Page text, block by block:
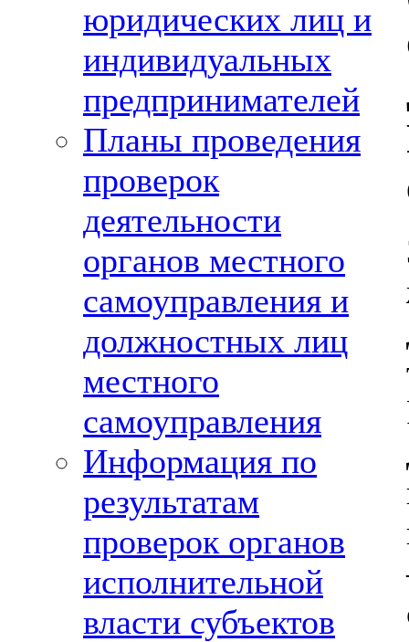
юридических лиц и
индивидуальных
предпринимателей
Планы проведения
проверок
деятельности
органов местного
самоуправления и
должностных лиц
местного
самоуправления
Информация по
результатам
проверок органов
исполнительной
власти субъектов